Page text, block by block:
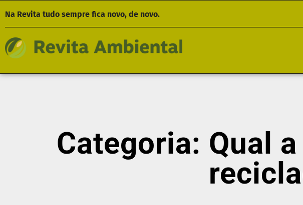
Na Revita tudo sempre fica novo, de novo.
Categoria: Qual